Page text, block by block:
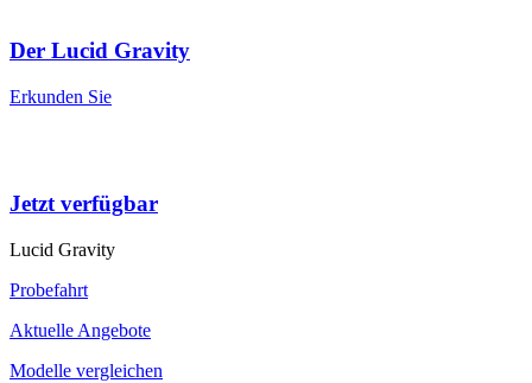
Der Lucid Gravity
Erkunden Sie
Jetzt verfügbar
Lucid Gravity
Probefahrt
Aktuelle Angebote
Modelle vergleichen